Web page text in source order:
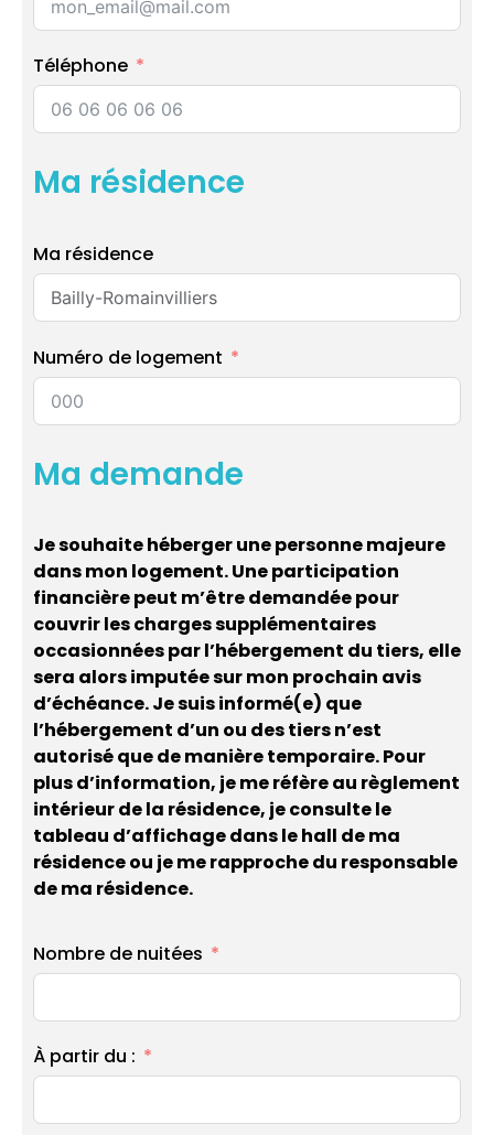
Téléphone
Ma résidence
Ma résidence
Numéro de logement
Ma demande
Je souhaite héberger une personne majeure
dans mon logement. Une participation
financière peut m’être demandée pour
couvrir les charges supplémentaires
occasionnées par l’hébergement du tiers, elle
sera alors imputée sur mon prochain avis
d’échéance. Je suis informé(e) que
l’hébergement d’un ou des tiers n’est
autorisé que de manière temporaire. Pour
plus d’information, je me réfère au règlement
intérieur de la résidence, je consulte le
tableau d’affichage dans le hall de ma
résidence ou je me rapproche du responsable
de ma résidence.
Nombre de nuitées
À partir du :